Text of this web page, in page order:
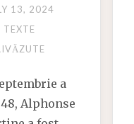
13, 2024
TEXTE
a
Alphonse